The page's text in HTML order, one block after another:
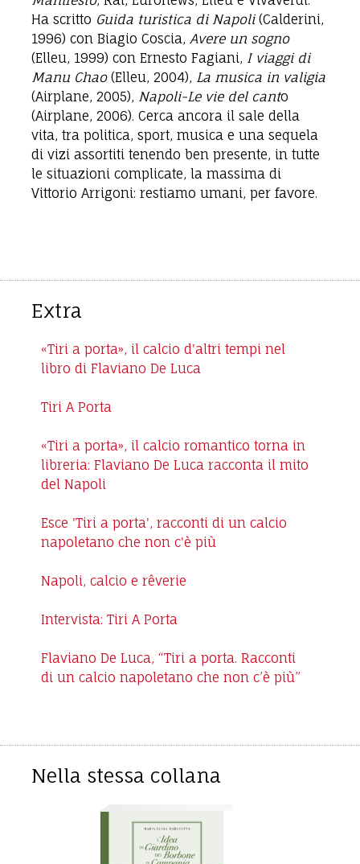
Ha scritto Guida turistica di Napoli(Calderini,
1996) con Biagio Coscia, Avere un sogno
(Elleu, 1999) con Ernesto Fagiani, I viaggi di
Manu Chao(Elleu, 2004), La musica in valigia
(Airplane, 2005), Napoli-Le vie del canto
(Airplane, 2006). Cerca ancora il sale della
vita, tra politica, sport, musica e una sequela
di vizi assortiti tenendo ben presente, in tutte
le situazioni complicate, la massima di
Vittorio Arrigoni: restiamo umani, per favore.
Extra
«Tiri a porta», il calcio d'altri tempi nel
libro di Flaviano De Luca
Tiri A Porta
«Tiri a porta», il calcio romantico torna in
libreria: Flaviano De Luca racconta il mito
del Napoli
Esce 'Tiri a porta', racconti di un calcio
napoletano che non c'è più
Napoli, calcio e rêverie
Intervista: Tiri A Porta
Flaviano De Luca, “Tiri a porta. Racconti
di un calcio napoletano che non c’è più”
Nella stessa collana